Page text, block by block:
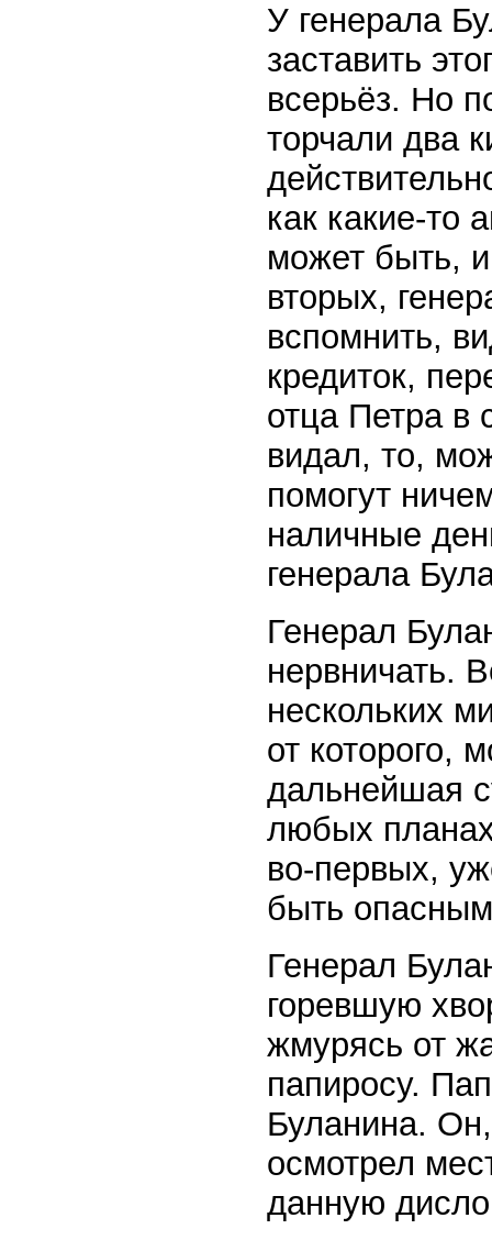
У генерала
заставить
всерьёз. Но
торчали два
как какие-то
может быть,
вторых,
вспомнить,
кредиток,
отца Петра в
видал, то,
помогут
наличные
генерала
Генерал
нервничать.
нескольких
от которого,
дальнейшая
любых
во-первых,
быть
Генерал
горевшую
жмурясь от
папиросу.
Буланина.
осмотрел
данную